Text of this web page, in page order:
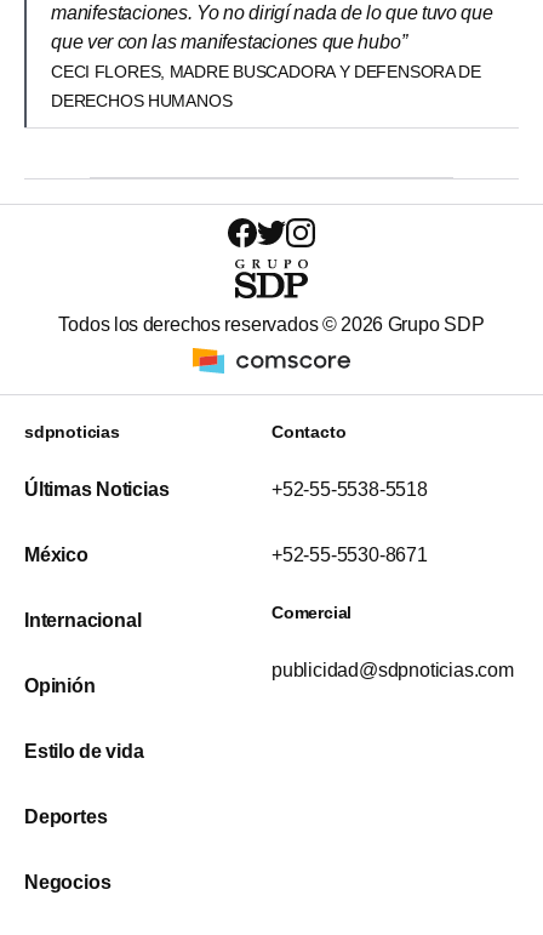
manifestaciones. Yo no dirigí nada de lo que tuvo que
que ver con las manifestaciones que hubo”
CECI FLORES, MADRE BUSCADORA Y DEFENSORA DE
DERECHOS HUMANOS
Todos los derechos reservados © 2026 Grupo SDP
sdpnoticias
Últimas Noticias
México
Internacional
Opinión
Estilo de vida
Deportes
Negocios
Contacto
+52-55-5538-5518
+52-55-5530-8671
Comercial
publicidad@sdpnoticias.com